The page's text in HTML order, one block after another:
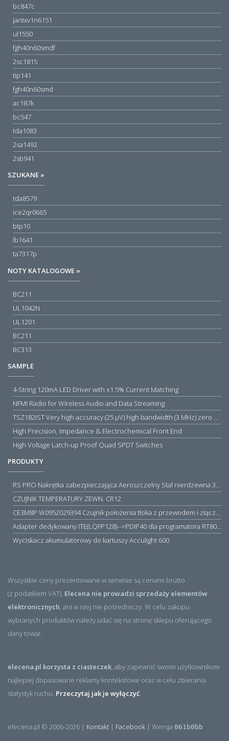
bc847c
jantxv1n6151
ul1550
fgh40n60smdf
2sc1815
tip141
fgh40n60smd
ac187k
bc547
tda1083
2sa1492
2sb941
SZUKANE »
tda8579
ice2qr0665
btp10
lb1641
ta7317p
NOTY KATALOGOWE »
BC211
UL1042N
UL1201
BC211
BC313
SAMPLE
4-String 120mA LED Driver with ±1.5% Current Matching
NFMI Radio for Wireless Audio and Data Streaming
TSZ182IST Very high accuracy (25 µV) high bandwidth (3 MHz) zero drift 5 V operational amplifiers
High Precision, Impedance & Electrochemical Front End
High Voltage Latch-up Proof Quad SPDT Switches
PRODUKTY
RS PRO Nakrętka zabezpieczająca Aeroszczelny Stal nierdzewna 316 Zwykłe
CZUJNIK TEMPERATURY ZEWN. CR12
CE3M8P W0952029394 Czujnik położenia tłoka z przewodem i złączem M8, PNP NO, 10...30VDC, 100mA, METALWORK, METAL WORK jak MZT1-0
Adapter dedykowany ITE(LQFP128)-->PDIP40 dla programatora RT809H/RT809F (simple)
Wyciskacz akumulatorowy do kartuszy Acculight 600
Wszystkie ceny prezentowane w serwisie są cenami brutto
(z podatkiem VAT). Elecena nie prowadzi sprzedaży elementów
elektronicznych, ani w niej nie pośredniczy. W celu zakupu
wybranych produktów należy udać się na stronę sklepu oferującego
dany towar.
elecena.pl korzysta z ciasteczek, aby zapewnić swoim użytkownikom
najlepiej dopasowane reklamy kontekstowe oraz w celu zbierania
statystyk ruchu. Przeczytaj jak je wyłączyć.
elecena.pl © 2006-2026 | Kontakt | Facebook | Wersja 061b0bb